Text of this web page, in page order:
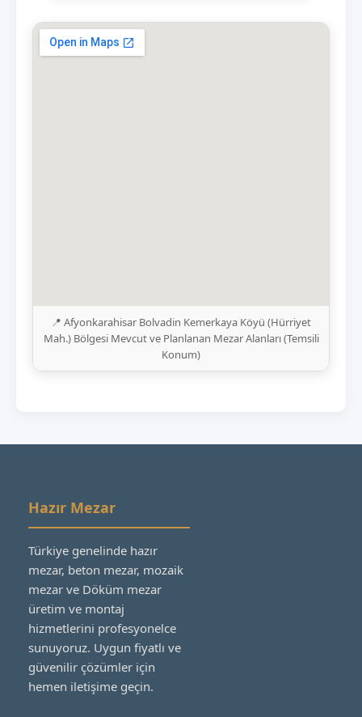
📍 Afyonkarahisar Bolvadin Kemerkaya Köyü (Hürriyet
Mah.) Bölgesi Mevcut ve Planlanan Mezar Alanları (Temsili
Konum)
Hazır Mezar
Türkiye genelinde hazır
mezar, beton mezar, mozaik
mezar ve Döküm mezar
üretim ve montaj
hizmetlerini profesyonelce
sunuyoruz. Uygun fiyatlı ve
güvenilir çözümler için
hemen iletişime geçin.